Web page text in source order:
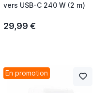
vers USB-C 240 W (2 m)
29,99 €
En promotion